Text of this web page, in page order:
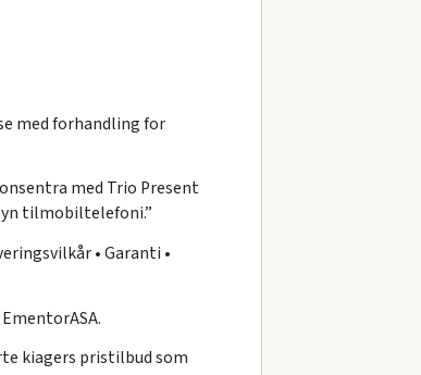
med forhandling for
med Trio Present
tilmobiltelefoni.”
• Garanti •
kiagers pristilbud som